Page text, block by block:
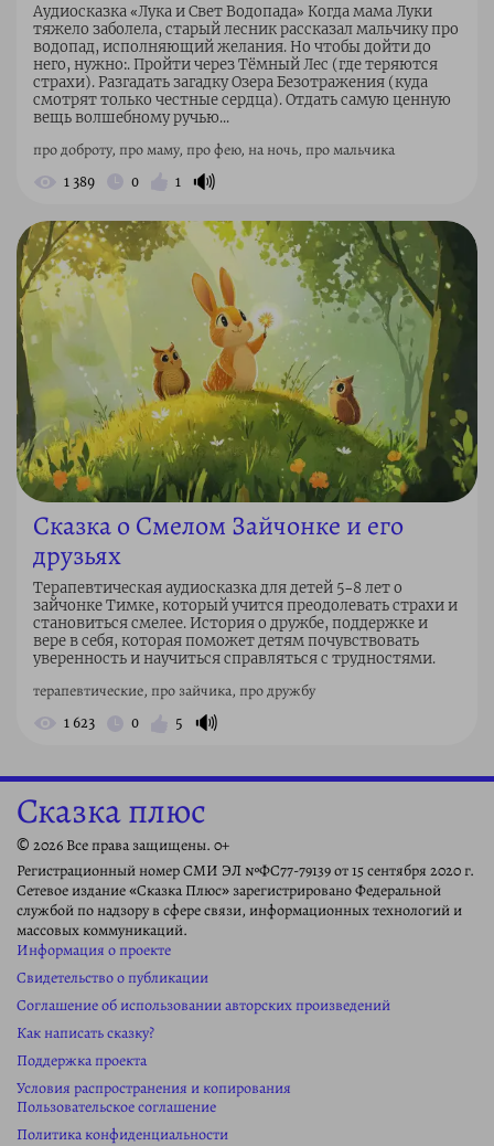
Аудиосказка «Лука и Свет Водопада» Когда мама Луки
тяжело заболела, старый лесник рассказал мальчику про
водопад, исполняющий желания. Но чтобы дойти до
него, нужно:. Пройти через Тёмный Лес (где теряются
страхи). Разгадать загадку Озера Безотражения (куда
смотрят только честные сердца). Отдать самую ценную
вещь волшебному ручью...
про доброту, про маму, про фею, на ночь, про мальчика
1 389 0 1 🔊
Сказка о Смелом Зайчонке и его
друзьях
Терапевтическая аудиосказка для детей 5–8 лет о
зайчонке Тимке, который учится преодолевать страхи и
становиться смелее. История о дружбе, поддержке и
вере в себя, которая поможет детям почувствовать
уверенность и научиться справляться с трудностями.
терапевтические, про зайчика, про дружбу
1 623 0 5 🔊
Сказка плюс
© 2026 Все права защищены. 0+
Регистрационный номер СМИ ЭЛ №ФС77-79139 от 15 сентября 2020 г.
Сетевое издание «Сказка Плюс» зарегистрировано Федеральной
службой по надзору в сфере связи, информационных технологий и
массовых коммуникаций.
Информация о проекте
Свидетельство о публикации
Соглашение об использовании авторских произведений
Как написать сказку?
Поддержка проекта
Условия распространения и копирования
Пользовательское соглашение
Политика конфиденциальности